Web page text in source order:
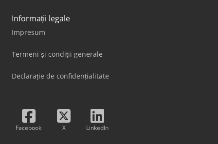
Informații legale
Impresum
Termeni și condiții generale
Declarație de confidențialitate
Facebook X LinkedIn